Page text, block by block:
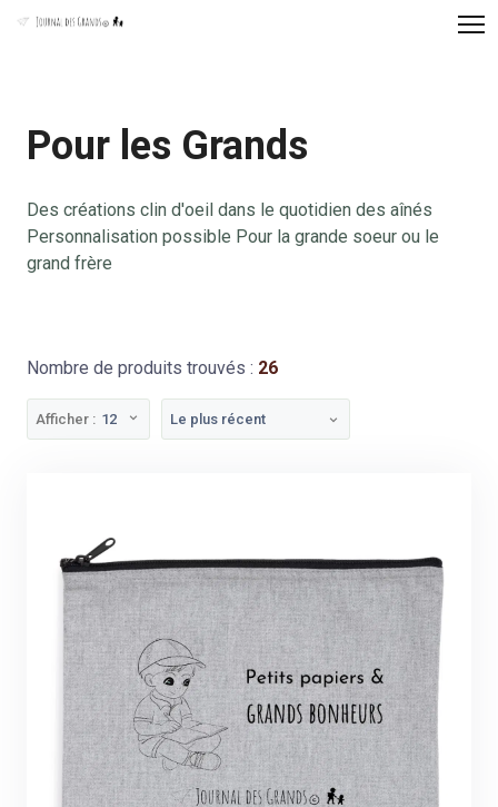
Pour les Grands
Des créations clin d'oeil dans le quotidien des aînés
Personnalisation possible Pour la grande soeur ou le
grand frère
Nombre de produits trouvés : 26
Afficher : 12 Le plus récent
Panneau de gestion des cookies